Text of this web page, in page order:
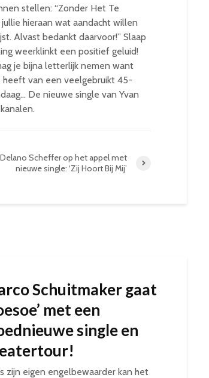
stellen: “Zonder Het Te
hieraan wat aandacht willen
Alvast bedankt daarvoor!” Slaap
weerklinkt een positief geluid!
je bijna letterlijk nemen want
heeft van een veelgebruikt 45-
De nieuwe single van Yvan
Delano Scheffer op het appel met
nieuwe single: ‘Zij Hoort Bij Mij’
Schuitmaker gaat
met een
single en
zijn eigen engelbewaarder kan het